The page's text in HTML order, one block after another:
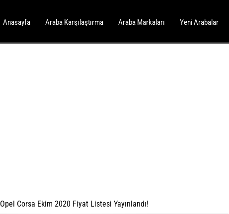
Anasayfa Araba Karşılaştırma Araba Markaları Yeni Arabalar
Opel Corsa Ekim 2020 Fiyat Listesi Yayınlandı!